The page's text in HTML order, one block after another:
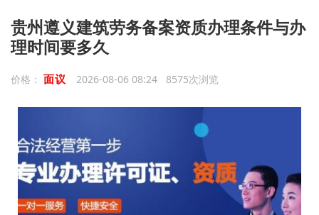
贵州遵义建筑劳务备案资质办理条件与办
理时间要多久
价格： 面议 2026-08-06 08:24 8575次浏览